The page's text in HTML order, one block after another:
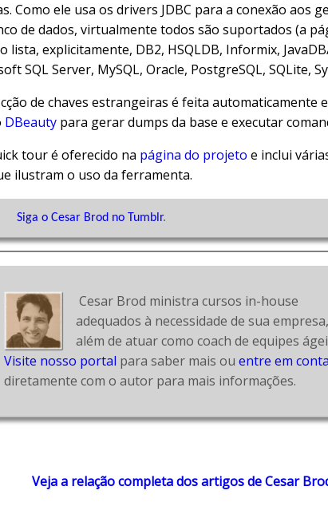
Como ele usa os drivers JDBC para a conexão aos
de dados, virtualmente todos são suportados (a
lista, explicitamente, DB2, HSQLDB, Informix,
SQL Server, MySQL, Oracle, PostgreSQL, SQLite,
de chaves estrangeiras é feita automaticamente
DBeauty para gerar dumps da base e executar
tour é oferecido na página do projeto e inclui
ilustram o uso da ferramenta.
Siga o Cesar Brod no Tumblr.
Cesar Brod ministra cursos in-house
adequados à necessidade de sua empresa,
Visite nosso portal para saber mais ou entre em
diretamente com o autor para mais informações.
Veja a relação completa dos artigos de Cesar